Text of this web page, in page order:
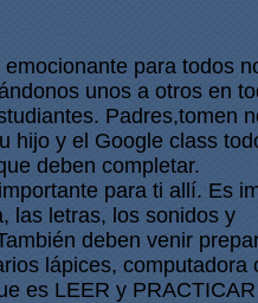
para todos
unos a otros en
Padres,tomen
hijo y el Google class
deben completar.
para ti allí. Es
las letras, los sonidos y
deben venir
lápices,
es LEER y PRACTICAR